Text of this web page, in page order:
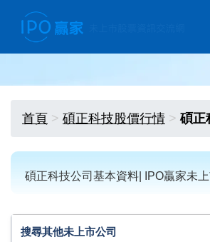
首頁 碩正科技股價行情 碩正
碩正科技公司基本資料| IPO贏家未
搜尋其他未上市公司
搜尋其他未上市公司